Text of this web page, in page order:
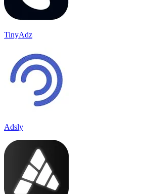
TinyAdz
Adsly